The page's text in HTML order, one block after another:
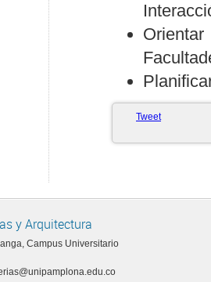
Tweet
y Arquitectura
Campus Universitario